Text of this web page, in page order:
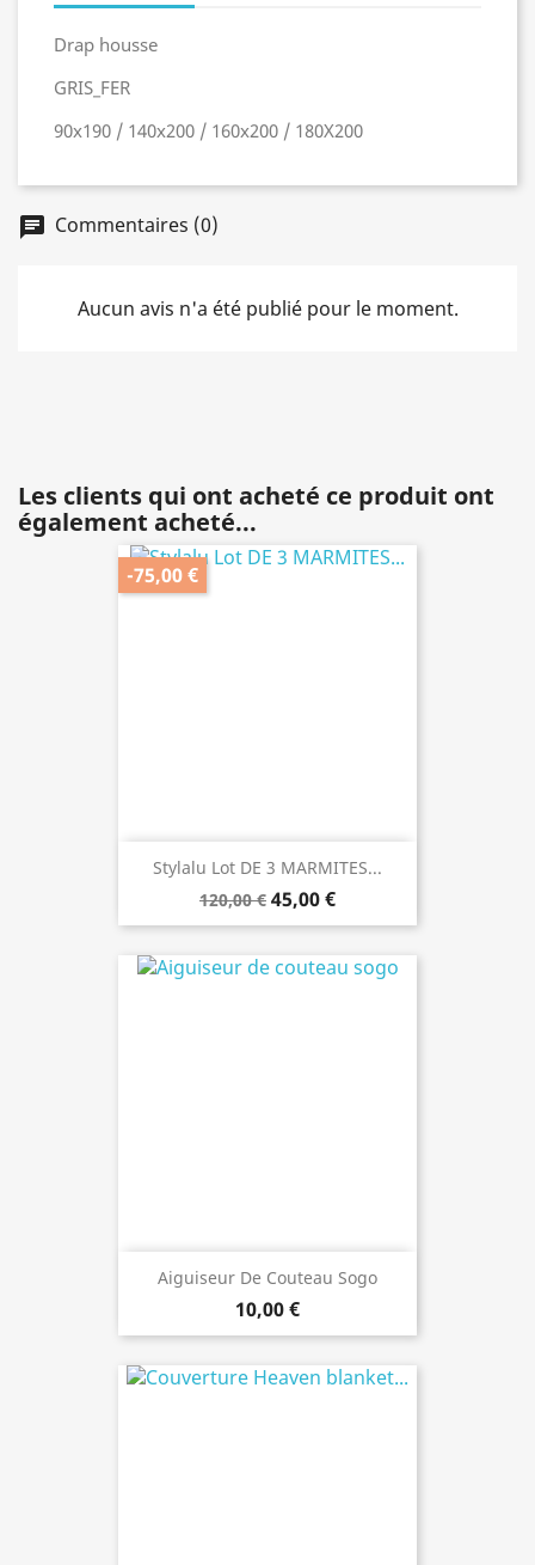
Drap housse
GRIS_FER
90x190 / 140x200 / 160x200 / 180X200
chat Commentaires (0)
Aucun avis n'a été publié pour le moment.
Les clients qui ont acheté ce produit ont
également acheté...
Stylalu Lot DE 3 MARMITES...
120,00 € 45,00 €
-75,00 €
Aiguiseur De Couteau Sogo
10,00 €